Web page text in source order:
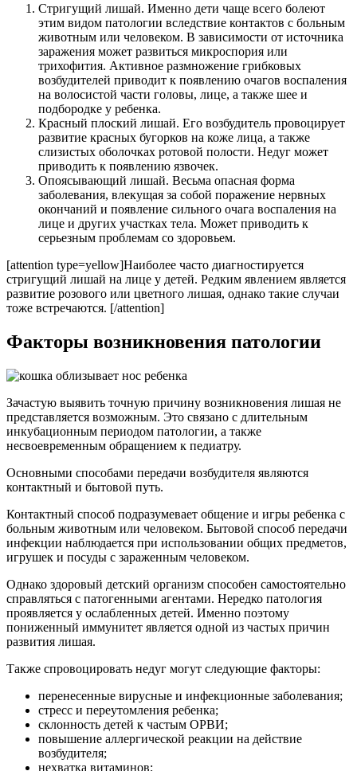
Стригущий лишай. Именно дети чаще всего болеют
этим видом патологии вследствие контактов с больным
животным или человеком. В зависимости от источника
заражения может развиться микроспория или
трихофития. Активное размножение грибковых
возбудителей приводит к появлению очагов воспаления
на волосистой части головы, лице, а также шее и
подбородке у ребенка.
Красный плоский лишай. Его возбудитель провоцирует
развитие красных бугорков на коже лица, а также
слизистых оболочках ротовой полости. Недуг может
приводить к появлению язвочек.
Опоясывающий лишай. Весьма опасная форма
заболевания, влекущая за собой поражение нервных
окончаний и появление сильного очага воспаления на
лице и других участках тела. Может приводить к
серьезным проблемам со здоровьем.
[attention type=yellow]Наиболее часто диагностируется
стригущий лишай на лице у детей. Редким явлением является
развитие розового или цветного лишая, однако такие случаи
тоже встречаются. [/attention]
Факторы возникновения патологии
Зачастую выявить точную причину возникновения лишая не
представляется возможным. Это связано с длительным
инкубационным периодом патологии, а также
несвоевременным обращением к педиатру.
Основными способами передачи возбудителя являются
контактный и бытовой путь.
Контактный способ подразумевает общение и игры ребенка с
больным животным или человеком. Бытовой способ передачи
инфекции наблюдается при использовании общих предметов,
игрушек и посуды с зараженным человеком.
Однако здоровый детский организм способен самостоятельно
справляться с патогенными агентами. Нередко патология
проявляется у ослабленных детей. Именно поэтому
пониженный иммунитет является одной из частых причин
развития лишая.
Также спровоцировать недуг могут следующие факторы:
перенесенные вирусные и инфекционные заболевания;
стресс и переутомления ребенка;
склонность детей к частым ОРВИ;
повышение аллергической реакции на действие
возбудителя;
нехватка витаминов;